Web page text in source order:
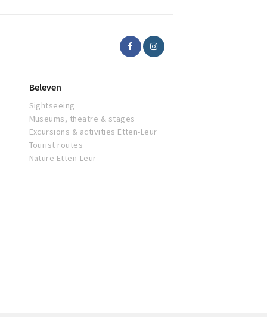
Beleven
Sightseeing
Museums, theatre & stages
Excursions & activities Etten-Leur
Tourist routes
Nature Etten-Leur